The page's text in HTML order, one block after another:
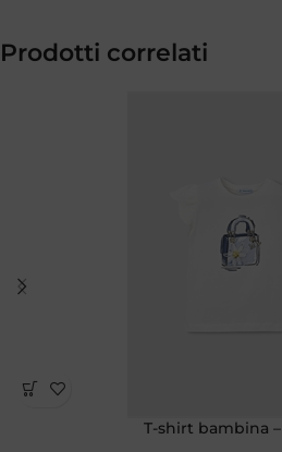
Prodotti correlati
T-shirt bambina